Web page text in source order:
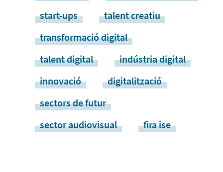
start-ups
talent creatiu
transformació digital
talent digital
indústria digital
innovació
digitalització
sectors de futur
sector audiovisual
fira ise